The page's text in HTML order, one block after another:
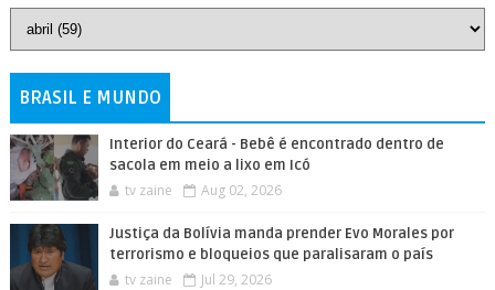
BRASIL E MUNDO
Interior do Ceará - Bebê é encontrado dentro de
sacola em meio a lixo em Icó
tv zaine Aug 02, 2026
Justiça da Bolívia manda prender Evo Morales por
terrorismo e bloqueios que paralisaram o país
tv zaine Jul 29, 2026